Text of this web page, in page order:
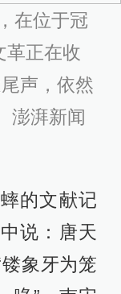
在位于冠
革正在收
声，依然
澎湃新闻
的文献记
说：唐天
象牙为笼